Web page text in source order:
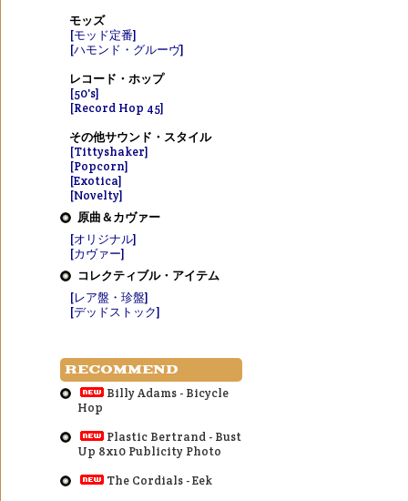
モッズ
[モッド定番]
[ハモンド・グルーヴ]
レコード・ホップ
[50's]
[Record Hop 45]
その他サウンド・スタイル
[Tittyshaker]
[Popcorn]
[Exotica]
[Novelty]
原曲＆カヴァー
[オリジナル]
[カヴァー]
コレクティブル・アイテム
[レア盤・珍盤]
[デッドストック]
RECOMMEND
Billy Adams - Bicycle
Hop
Plastic Bertrand - Bust
Up 8x10 Publicity Photo
The Cordials - Eek